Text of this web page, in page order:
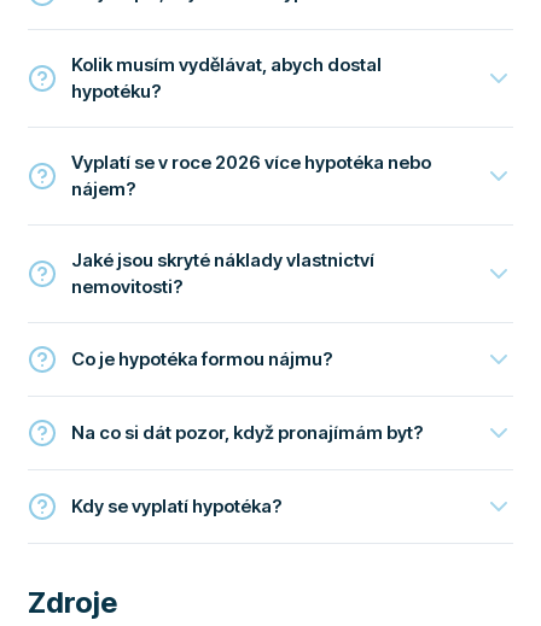
Kolik musím vydělávat, abych dostal
hypotéku?
Vyplatí se v roce 2026 více hypotéka nebo
nájem?
Jaké jsou skryté náklady vlastnictví
nemovitosti?
Co je hypotéka formou nájmu?
Na co si dát pozor, když pronajímám byt?
Kdy se vyplatí hypotéka?
Zdroje